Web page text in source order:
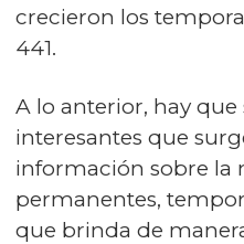
crecieron los
441.
A lo anterior, hay
interesantes que
información sobre la
permanentes,
que brinda de